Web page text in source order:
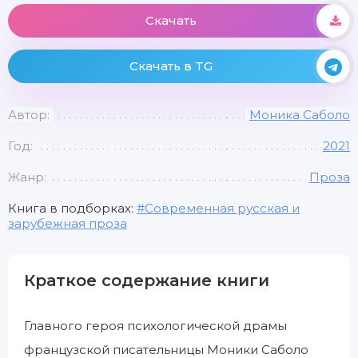
Скачать
Скачать в TG
Автор: Моника Саболо
Год: 2021
Жанр: Проза
Книга в подборках:
Современная русская и
зарубежная проза
Краткое содержание книги
Главного героя психологической драмы
французской писательницы Моники Саболо